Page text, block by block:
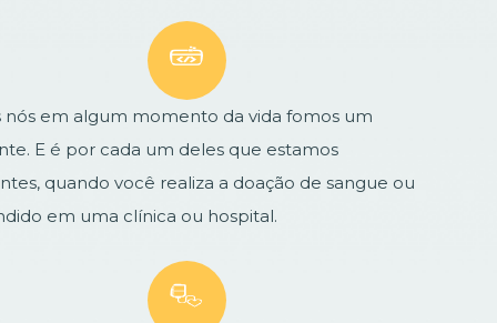
nós em algum momento da vida fomos um
E é por cada um deles que estamos
quando você realiza a doação de sangue ou
em uma clínica ou hospital.